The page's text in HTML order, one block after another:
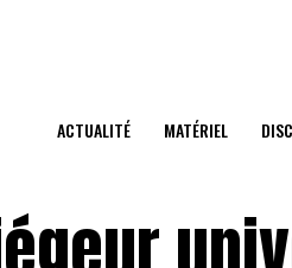
ACTUALITÉ MATÉRIEL